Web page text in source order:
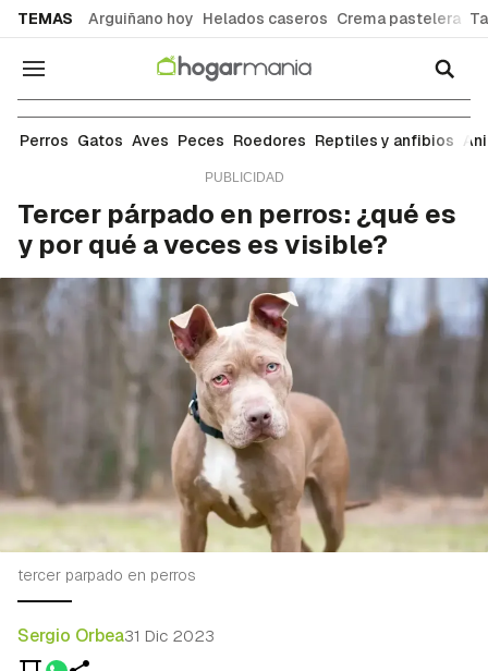
TEMAS Arguiñano hoy Helados caseros Crema pastelera
Navegación
Perros
Perros Gatos Aves Peces Roedores Reptiles y anfibios
Tercer párpado en perros: ¿qué es
y por qué a veces es visible?
tercer parpado en perros
Sergio Orbea31 Dic 2023